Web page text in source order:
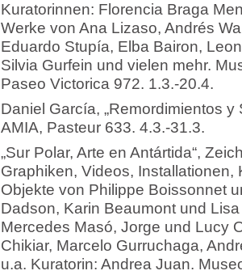
Kuratorinnen: Florencia Braga
Werke von Ana Lizaso, Andrés
Eduardo Stupía, Elba Bairon,
Silvia Gurfein und vielen mehr.
Paseo Victorica 972. 1.3.-20.4.
Daniel García, „Remordimientos y
AMIA, Pasteur 633. 4.3.-31.3.
„Sur Polar, Arte en Antártida“,
Graphiken, Videos, Installationen,
Objekte von Philippe Boissonnet
Dadson, Karin Beaumont und
Mercedes Masó, Jorge und Lucy
Chikiar, Marcelo Gurruchaga,
u.a. Kuratorin: Andrea Juan.